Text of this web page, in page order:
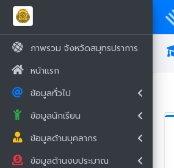
ภาพรวม จังหวัดสมุทรปราการ
หน้าแรก
ข้อมูลทั่วไป
ข้อมูลนักเรียน
ข้อมูลด้านบุคลากร
ข้อมูลด้านงบประมาณ